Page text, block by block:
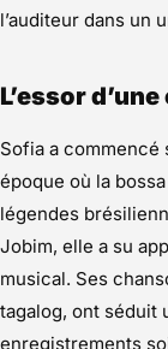
l’auditeur dans un
L’essor
Sofia a commencé
époque où la
légendes
Jobim, elle a su
musical. Ses
tagalog, ont séduit
enregistrements